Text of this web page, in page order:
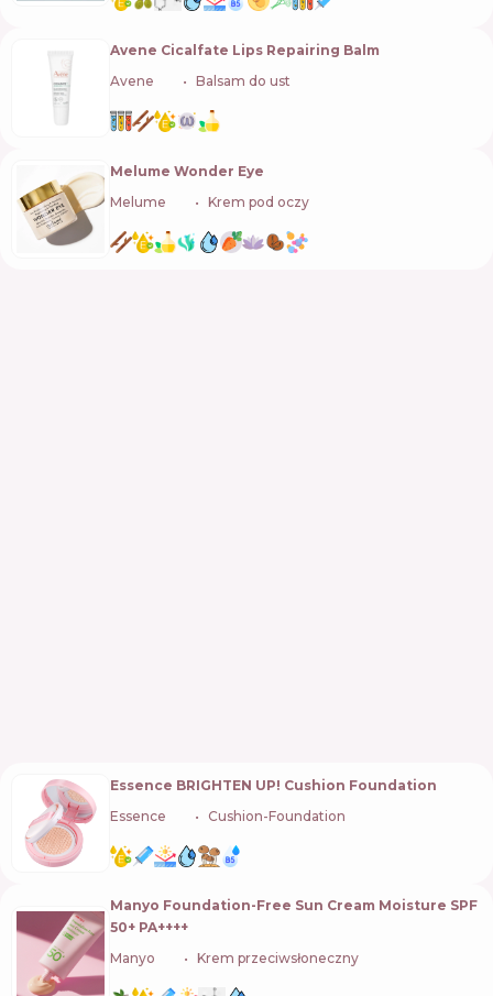
Avene Cicalfate Lips Repairing Balm
Avene
Balsam do ust
Melume Wonder Eye
Melume
Krem pod oczy
Essence BRIGHTEN UP! Cushion Foundation
Essence
Cushion-Foundation
Manyo Foundation-Free Sun Cream Moisture SPF
50+ PA++++
Manyo
Krem przeciwsłoneczny